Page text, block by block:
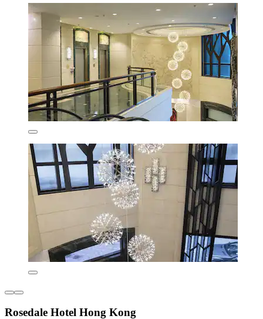
Rosedale Hotel Hong Kong